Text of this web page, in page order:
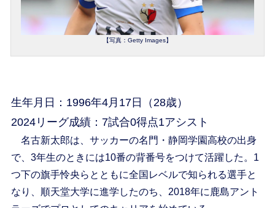
【写真：Getty Images】
生年月日：1996年4月17日（28歳）
2024リーグ成績：7試合0得点1アシスト
名古新太郎は、サッカーの名門・静岡学園高校の出身
で、3年生のときには10番の背番号をつけて活躍した。1
つ下の旗手怜央らとともに全国レベルで知られる選手と
なり、順天堂大学に進学したのち、2018年に鹿島アント